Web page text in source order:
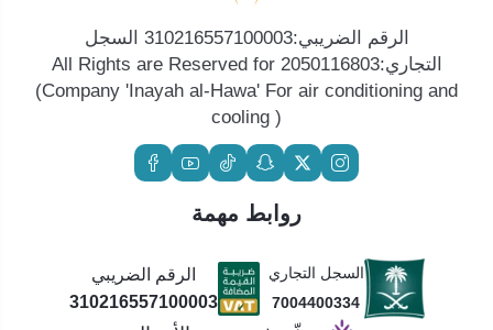
الرقم الضريبي:310216557100003 السجل
التجاري:2050116803 All Rights are Reserved for
(Company 'Inayah al-Hawa' For air conditioning and
cooling )
روابط مهمة
السجل التجاري
7004400334
الرقم الضريبي
310216557100003